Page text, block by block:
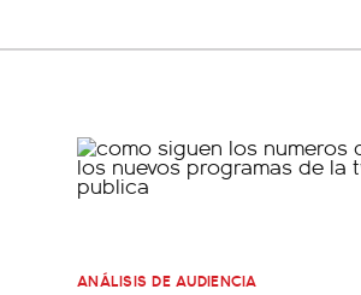
ANÁLISIS DE AUDIENCIA